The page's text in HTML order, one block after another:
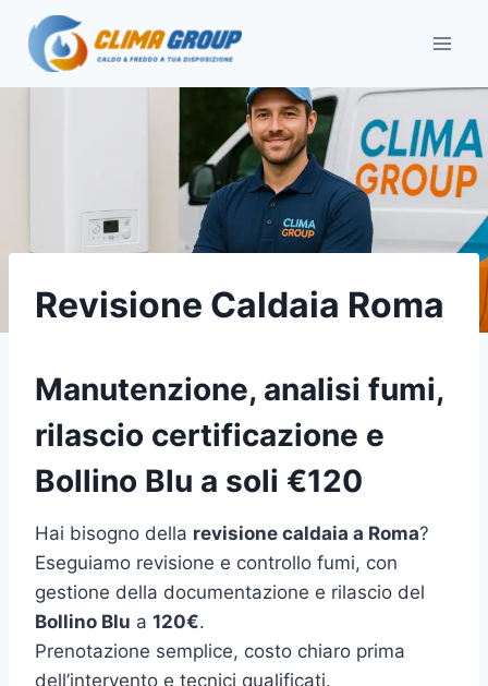
Salta
contenuto
Revisione Caldaia Roma
Manutenzione, analisi fumi,
rilascio certificazione e
Bollino Blu a soli €120
Hai bisogno della revisione caldaia a Roma?
Eseguiamo revisione e controllo fumi, con
gestione della documentazione e rilascio del
Bollino Blu a 120€.
Prenotazione semplice, costo chiaro prima
dell’intervento e tecnici qualificati.